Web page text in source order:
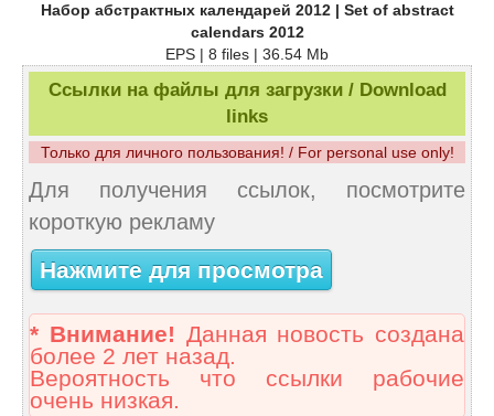
Набор абстрактных календарей 2012 | Set of abstract
calendars 2012
EPS | 8 files | 36.54 Mb
Ссылки на файлы для загрузки / Download
links
Только для личного пользования! / For personal use only!
Для получения ссылок, посмотрите
короткую рекламу
Нажмите для просмотра
* Внимание! Данная новость создана
более 2 лет назад.
Вероятность что ссылки рабочие
очень низкая.